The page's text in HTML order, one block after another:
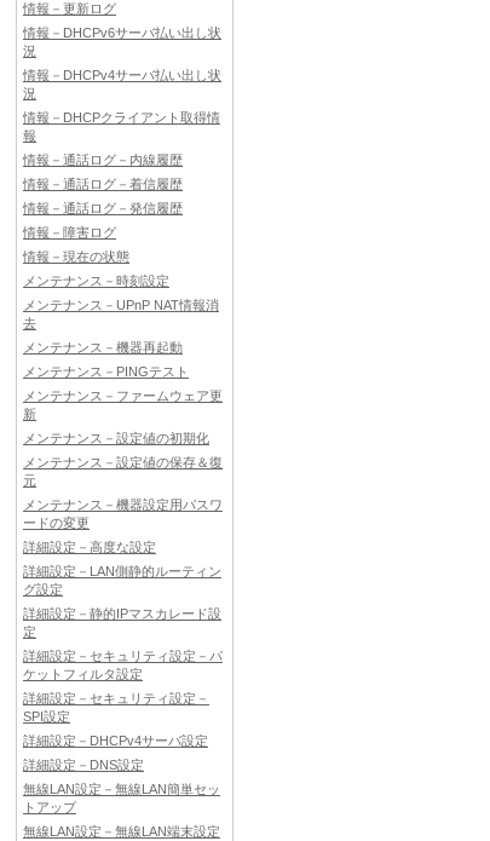
情報－更新ログ
情報－DHCPv6サーバ払い出し状
況
情報－DHCPv4サーバ払い出し状
況
情報－DHCPクライアント取得情
報
情報－通話ログ－内線履歴
情報－通話ログ－着信履歴
情報－通話ログ－発信履歴
情報－障害ログ
情報－現在の状態
メンテナンス－時刻設定
メンテナンス－UPnP NAT情報消
去
メンテナンス－機器再起動
メンテナンス－PINGテスト
メンテナンス－ファームウェア更
新
メンテナンス－設定値の初期化
メンテナンス－設定値の保存＆復
元
メンテナンス－機器設定用パスワ
ードの変更
詳細設定－高度な設定
詳細設定－LAN側静的ルーティン
グ設定
詳細設定－静的IPマスカレード設
定
詳細設定－セキュリティ設定－パ
ケットフィルタ設定
詳細設定－セキュリティ設定－
SPI設定
詳細設定－DHCPv4サーバ設定
詳細設定－DNS設定
無線LAN設定－無線LAN簡単セッ
トアップ
無線LAN設定－無線LAN端末設定